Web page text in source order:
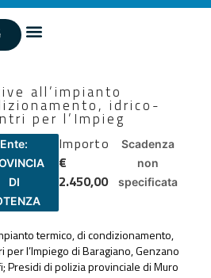
all’impianto
idrico-
per l’Impieg
Ente:
DI
Importo
€
2.450,00
Scadenza
non
specificata
termico, di condizionamento,
l’Impiego di Baragiano, Genzano
Presidi di polizia provinciale di Muro